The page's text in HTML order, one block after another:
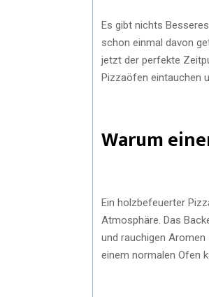
Es gibt nichts
schon einmal davon
jetzt der perfekte
Pizzaöfen eintauchen
Warum
Ein holzbefeuerter
Atmosphäre. Das
und rauchigen
einem normalen Ofen